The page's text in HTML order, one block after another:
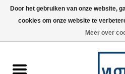
Door het gebruiken van onze website,
cookies om onze website te
Meer over